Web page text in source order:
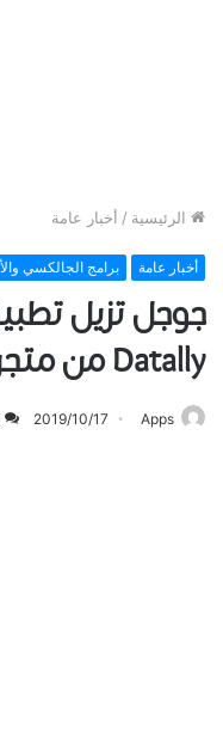
الرئيسية / أخبار عامة
أخبار عامة برامج الجالكسي
ﺟﻮﺟﻞ ﺗﺰﻳﻞ
Datally ﻣﻦ متجر تطبيقاتها
Apps
2019/10/17